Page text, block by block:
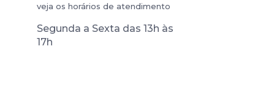
veja os horários de atendimento
Segunda a Sexta das 13h às
17h